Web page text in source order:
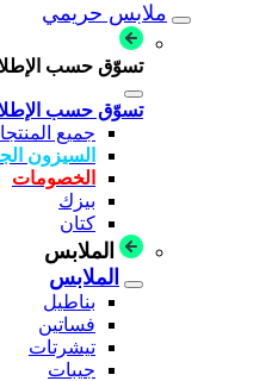
ملابس حريمي
تسوّق حسب
تسوّق حسب
جميع
السيزون
الخصومات
بيزك
كتان
الملابس
الملابس
بناطيل
فساتين
تيشرتات
جيبات